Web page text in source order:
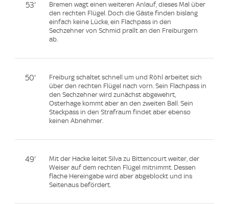
53'
Bremen wagt einen weiteren Anlauf, dieses Mal über
den rechten Flügel. Doch die Gäste finden bislang
einfach keine Lücke, ein Flachpass in den
Sechzehner von Schmid prallt an den Freiburgern
ab.
50'
Freiburg schaltet schnell um und Röhl arbeitet sich
über den rechten Flügel nach vorn. Sein Flachpass in
den Sechzehner wird zunächst abgewehrt,
Osterhage kommt aber an den zweiten Ball. Sein
Steckpass in den Strafraum findet aber ebenso
keinen Abnehmer.
49'
Mit der Hacke leitet Silva zu Bittencourt weiter, der
Weiser auf dem rechten Flügel mitnimmt. Dessen
flache Hereingabe wird aber abgeblockt und ins
Seitenaus befördert.